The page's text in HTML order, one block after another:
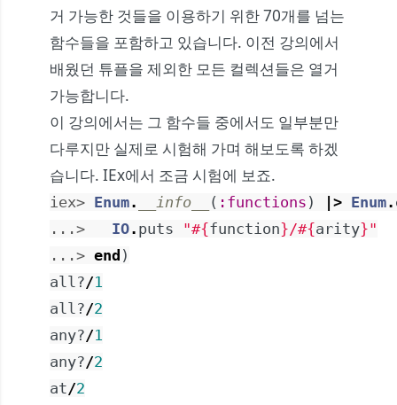
거 가능한 것들을 이용하기 위한 70개를 넘는
함수들을 포함하고 있습니다. 이전 강의에서
배웠던 튜플을 제외한 모든 컬렉션들은 열거
가능합니다.
이 강의에서는 그 함수들 중에서도 일부분만
다루지만 실제로 시험해 가며 해보도록 하겠
습니다. IEx에서 조금 시험에 보죠.
iex> Enum. __info__ ( :functions ) |> Enum.
...>
IO. puts "#{function}/#{arity}"
...> end )
all?/1
all?/2
any?/1
any?/2
at/2